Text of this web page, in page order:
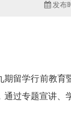
发布
期留学行前教
过专题宣讲